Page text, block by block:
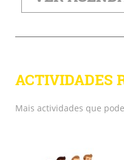
ACTIVIDADES
Mais actividades que